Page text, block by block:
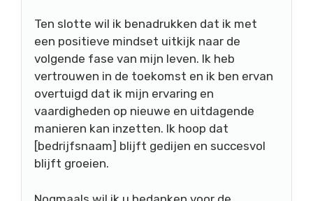
Ten slotte wil ik benadrukken dat ik met
een positieve mindset uitkijk naar de
volgende fase van mijn leven. Ik heb
vertrouwen in de toekomst en ik ben ervan
overtuigd dat ik mijn ervaring en
vaardigheden op nieuwe en uitdagende
manieren kan inzetten. Ik hoop dat
[bedrijfsnaam] blijft gedijen en succesvol
blijft groeien.